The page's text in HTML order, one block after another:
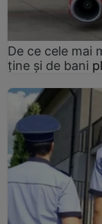
De ce cele mai
ține și de bani